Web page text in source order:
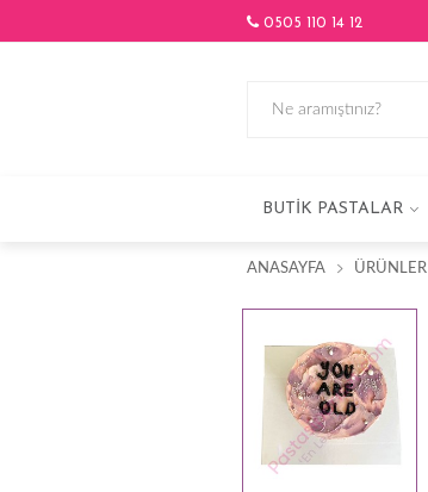
0505 110 14 12
BUTIK PASTALAR
ANASAYFA ÜRÜNLER